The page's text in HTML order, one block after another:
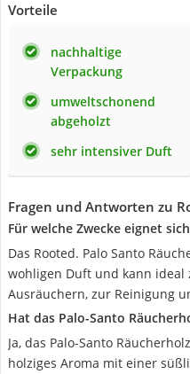
Vorteile
nachhaltige
Verpackung
umweltschonend
abgeholzt
sehr intensiver Duft
Fragen und Antworten zu
Für welche Zwecke eignet
Das Rooted. Palo Santo
wohligen Duft und kann ideal
Ausräuchern, zur Reinigung
Hat das Palo-Santo
Ja, das Palo-Santo
holziges Aroma mit einer